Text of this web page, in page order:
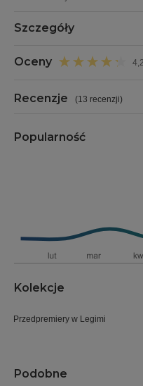
Szczegóły
Oceny
Recenzje (13 recenzji)
Popularność
Kolekcje
Przedpremiery w Legimi
Podobne